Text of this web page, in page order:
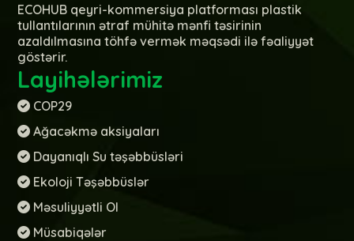
ECOHUB qeyri-kommersiya platforması plastik
tullantılarının ətraf mühitə mənfi təsirinin
azaldılmasına töhfə vermək məqsədi ilə fəaliyyət
göstərir.
Layihələrimiz
COP29
Ağacəkmə aksiyaları
Dayanıqlı Su təşəbbüsləri
Ekoloji Təşəbbüslər
Məsuliyyətli Ol
Müsabiqələr